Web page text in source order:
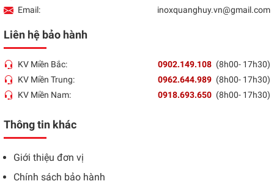
Email:
inoxquanghuy.vn@gmail.com
Liên hệ bảo hành
KV Miền Bắc: 0902.149.108 (8h00- 17h30)
KV Miền Trung:
0962.644.989 (8h00- 17h30)
KV Miền Nam:
0918.693.650 (8h00- 17h30)
Thông tin khác
Giới thiệu đơn vị
Chính sách bảo hành